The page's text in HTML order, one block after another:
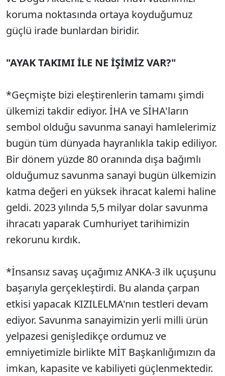
koruma noktasında ortaya koyduğumuz
güçlü irade bunlardan biridir.
"AYAK TAKIMI İLE NE İŞİMİZ VAR?"
*Geçmişte bizi eleştirenlerin tamamı şimdi
ülkemizi takdir ediyor. İHA ve SİHA'ların
sembol olduğu savunma sanayi hamlelerimiz
bugün tüm dünyada hayranlıkla takip ediliyor.
Bir dönem yüzde 80 oranında dışa bağımlı
olduğumuz savunma sanayi bugün ülkemizin
katma değeri en yüksek ihracat kalemi haline
geldi. 2023 yılında 5,5 milyar dolar savunma
ihracatı yaparak Cumhuriyet tarihimizin
rekorunu kırdık.
*İnsansız savaş uçağımız ANKA-3 ilk uçuşunu
başarıyla gerçekleştirdi. Bu alanda çarpan
etkisi yapacak KIZILELMA'nın testleri devam
ediyor. Savunma sanayimizin yerli milli ürün
yelpazesi genişledikçe ordumuz ve
emniyetimizle birlikte MİT Başkanlığımızın da
imkan, kapasite ve kabiliyeti güçlenmektedir.